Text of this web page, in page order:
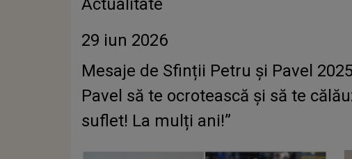
Actualitate
29 iun 2026
Mesaje de Sfinții Petru și Pavel
Pavel să te ocrotească și să te
suflet! La mulți ani!”